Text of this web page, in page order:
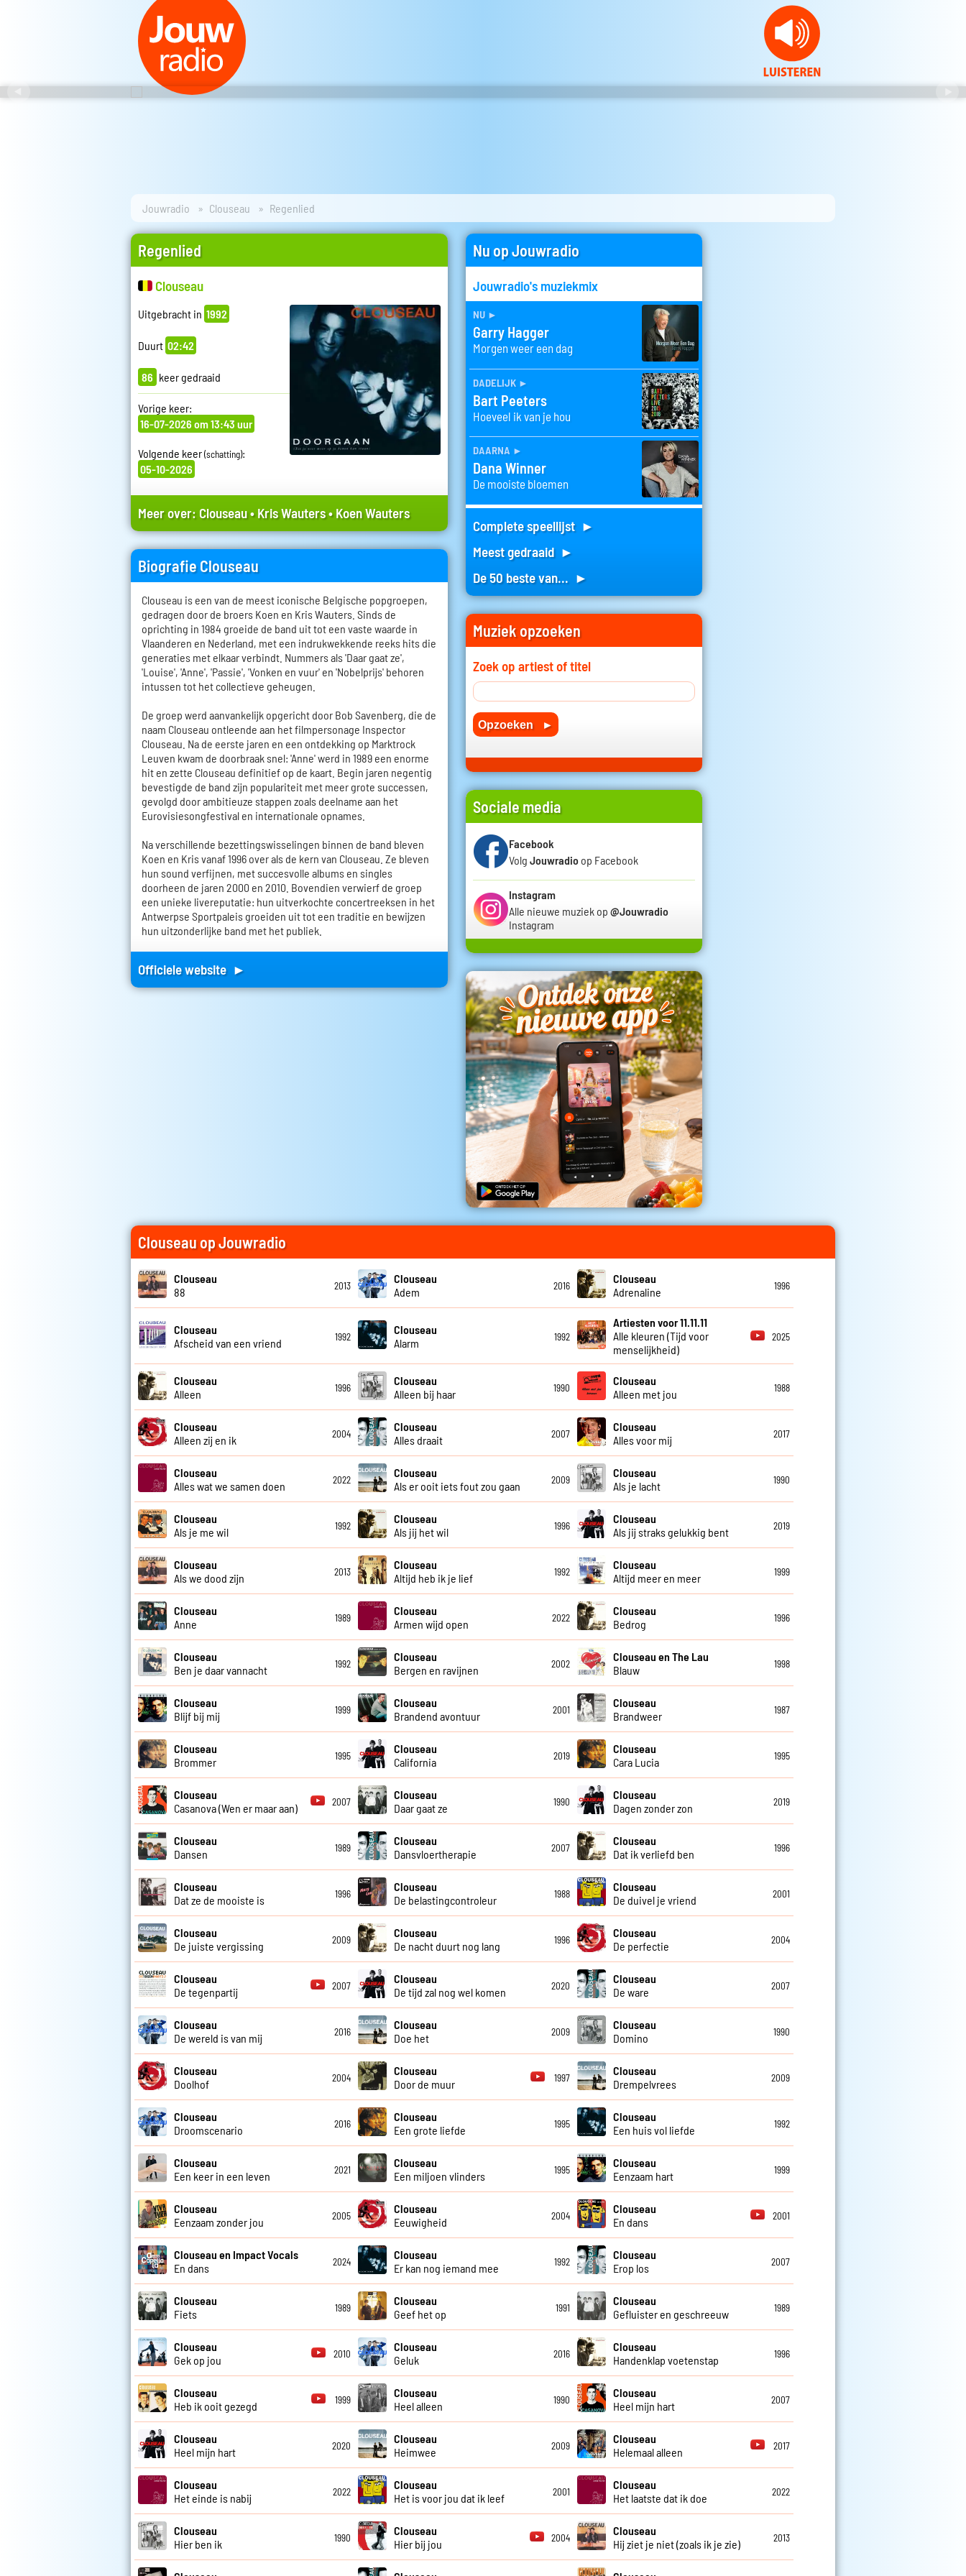
Jouwradio Clouseau Regenlied
Regenlied
Clouseau
Uitgebracht in 1992
Duurt 02:42
86 keer gedraaid
Vorige keer:
16-07-2026 om 13:43 uur
Volgende keer(schatting):
05-10-2026
Meer over: Clouseau•Kris Wauters•Koen Wauters
Biografie Clouseau
Clouseau is een van de meest iconische Belgische popgroepen,
gedragen door de broers Koen en Kris Wauters. Sinds de
oprichting in 1984 groeide de band uit tot een vaste waarde in
Vlaanderen en Nederland, met een indrukwekkende reeks hits die
generaties met elkaar verbindt. Nummers als 'Daar gaat ze',
'Louise', 'Anne', 'Passie', 'Vonken en vuur' en 'Nobelprijs' behoren
intussen tot het collectieve geheugen.
De groep werd aanvankelijk opgericht door Bob Savenberg, die de
naam Clouseau ontleende aan het filmpersonage Inspector
Clouseau. Na de eerste jaren en een ontdekking op Marktrock
Leuven kwam de doorbraak snel: 'Anne' werd in 1989 een enorme
hit en zette Clouseau definitief op de kaart. Begin jaren negentig
bevestigde de band zijn populariteit met meer grote successen,
gevolgd door ambitieuze stappen zoals deelname aan het
Eurovisiesongfestival en internationale opnames.
Na verschillende bezettingswisselingen binnen de band bleven
Koen en Kris vanaf 1996 over als de kern van Clouseau. Ze bleven
hun sound verfijnen, met succesvolle albums en singles
doorheen de jaren 2000 en 2010. Bovendien verwierf de groep
een unieke livereputatie: hun uitverkochte concertreeksen in het
Antwerpse Sportpaleis groeiden uit tot een traditie en bewijzen
hun uitzonderlijke band met het publiek.
Officiele website ►
Nu op Jouwradio
Jouwradio's muziekmix
nu ►
Garry Hagger
Morgen weer een dag
dadelijk ►
Bart Peeters
Hoeveel ik van je hou
daarna ►
Dana Winner
De mooiste bloemen
Complete speellijst ►
Meest gedraaid ►
De 50 beste van... ►
Muziek opzoeken
Zoek op artiest of titel
Sociale media
Facebook
Volg Jouwradio op Facebook
Instagram
Alle nieuwe muziek op @Jouwradio
Instagram
Clouseau op Jouwradio
Clouseau
88
2013
Clouseau
Adem
2016
Clouseau
Adrenaline
1996
Clouseau
Afscheid van een vriend
1992
Clouseau
Alarm
1992
Artiesten voor 11.11.11
Alle kleuren (Tijd voor
menselijkheid)
2025
Clouseau
Alleen
1996
Clouseau
Alleen bij haar
1990
Clouseau
Alleen met jou
1988
Clouseau
Alleen zij en ik
2004
Clouseau
Alles draait
2007
Clouseau
Alles voor mij
2017
Clouseau
Alles wat we samen doen
2022
Clouseau
Als er ooit iets fout zou gaan
2009
Clouseau
Als je lacht
1990
Clouseau
Als je me wil
1992
Clouseau
Als jij het wil
1996
Clouseau
Als jij straks gelukkig bent
2019
Clouseau
Als we dood zijn
2013
Clouseau
Altijd heb ik je lief
1992
Clouseau
Altijd meer en meer
1999
Clouseau
Anne
1989
Clouseau
Armen wijd open
2022
Clouseau
Bedrog
1996
Clouseau
Ben je daar vannacht
1992
Clouseau
Bergen en ravijnen
2002
Clouseau en The Lau
Blauw
1998
Clouseau
Blijf bij mij
1999
Clouseau
Brandend avontuur
2001
Clouseau
Brandweer
1987
Clouseau
Brommer
1995
Clouseau
California
2019
Clouseau
Cara Lucia
1995
Clouseau
Casanova (Wen er maar aan)
2007
Clouseau
Daar gaat ze
1990
Clouseau
Dagen zonder zon
2019
Clouseau
Dansen
1989
Clouseau
Dansvloertherapie
2007
Clouseau
Dat ik verliefd ben
1996
Clouseau
Dat ze de mooiste is
1996
Clouseau
De belastingcontroleur
1988
Clouseau
De duivel je vriend
2001
Clouseau
De juiste vergissing
2009
Clouseau
De nacht duurt nog lang
1996
Clouseau
De perfectie
2004
Clouseau
De tegenpartij
2007
Clouseau
De tijd zal nog wel komen
2020
Clouseau
De ware
2007
Clouseau
De wereld is van mij
2016
Clouseau
Doe het
2009
Clouseau
Domino
1990
Clouseau
Doolhof
2004
Clouseau
Door de muur
1997
Clouseau
Drempelvrees
2009
Clouseau
Droomscenario
2016
Clouseau
Een grote liefde
1995
Clouseau
Een huis vol liefde
1992
Clouseau
Een keer in een leven
2021
Clouseau
Een miljoen vlinders
1995
Clouseau
Eenzaam hart
1999
Clouseau
Eenzaam zonder jou
2005
Clouseau
Eeuwigheid
2004
Clouseau
En dans
2001
Clouseau en Impact Vocals
En dans
2024
Clouseau
Er kan nog iemand mee
1992
Clouseau
Erop los
2007
Clouseau
Fiets
1989
Clouseau
Geef het op
1991
Clouseau
Gefluister en geschreeuw
1989
Clouseau
Gek op jou
2010
Clouseau
Geluk
2016
Clouseau
Handenklap voetenstap
1996
Clouseau
Heb ik ooit gezegd
1999
Clouseau
Heel alleen
1990
Clouseau
Heel mijn hart
2007
Clouseau
Heel mijn hart
2020
Clouseau
Heimwee
2009
Clouseau
Helemaal alleen
2017
Clouseau
Het einde is nabij
2022
Clouseau
Het is voor jou dat ik leef
2001
Clouseau
Het laatste dat ik doe
2022
Clouseau
Hier ben ik
1990
Clouseau
Hier bij jou
2004
Clouseau
Hij ziet je niet (zoals ik je zie)
2013